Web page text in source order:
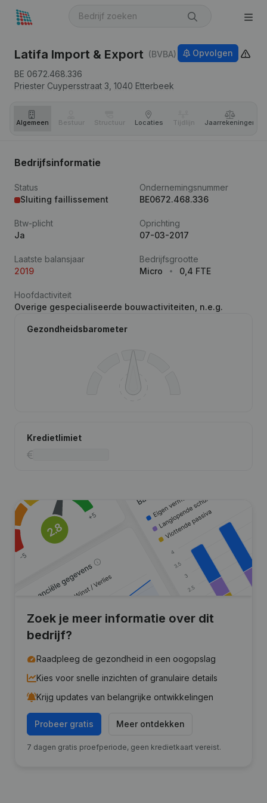
Latifa Import & Export (BVBA)
BE 0672.468.336
Priester Cuypersstraat 3, 1040 Etterbeek
Opvolgen
Algemeen Bestuur Structuur Locaties Tijdlijn Jaar­rekeningen
Bedrijfsinformatie
Status
Sluiting faillissement
Ondernemingsnummer
BE0672.468.336
Btw-plicht
Ja
Oprichting
07-03-2017
Laatste balansjaar
2019
Bedrijfsgrootte
Micro
0,4 FTE
Hoofdactiviteit
Overige gespecialiseerde bouwactiviteiten, n.e.g.
Gezondheidsbarometer
Kredietlimiet
Zoek je meer informatie over dit
bedrijf?
Raadpleeg de gezondheid in een oogopslag
Kies voor snelle inzichten of granulaire details
Krijg updates van belangrijke ontwikkelingen
Probeer gratis Meer ontdekken
7 dagen gratis proefperiode, geen kredietkaart vereist.